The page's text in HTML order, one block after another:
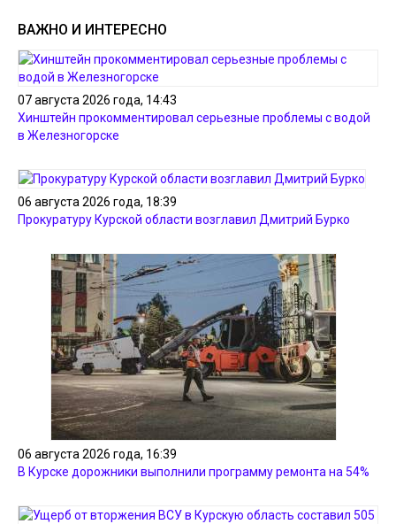
ВАЖНО И ИНТЕРЕСНО
07 августа 2026 года, 14:43
Хинштейн прокомментировал серьезные проблемы с водой
в Железногорске
06 августа 2026 года, 18:39
Прокуратуру Курской области возглавил Дмитрий Бурко
06 августа 2026 года, 16:39
В Курске дорожники выполнили программу ремонта на 54%